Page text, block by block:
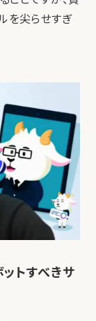
を尖らせすぎ
トすべきサ